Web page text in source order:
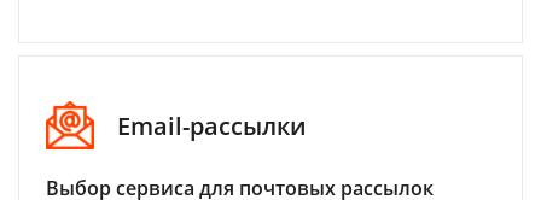
Email-рассылки
Выбор сервиса для почтовых рассылок